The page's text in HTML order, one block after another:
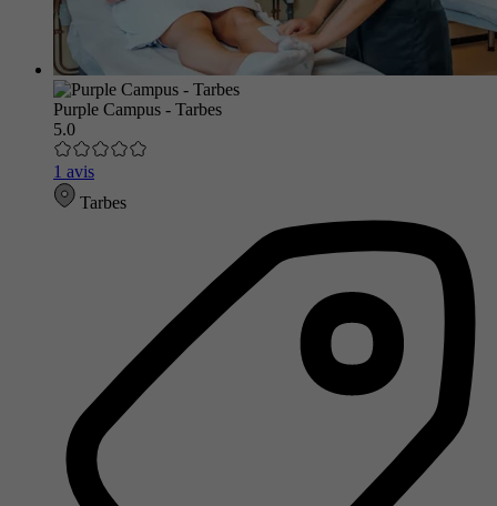
Purple Campus - Tarbes
5.0
1 avis
Tarbes